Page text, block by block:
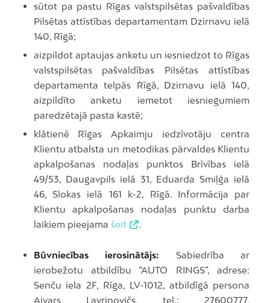
sūtot pa pastu Rīgas valstspilsētas pašvaldības
Pilsētas attīstības departamentam Dzirnavu ielā
140, Rīgā;
aizpildot aptaujas anketu un iesniedzot to Rīgas
valstspilsētas pašvaldības Pilsētas attīstības
departamenta telpās Rīgā, Dzirnavu ielā 140,
aizpildīto anketu iemetot iesniegumiem
paredzētajā pasta kastē;
klātienē Rīgas Apkaimju iedzīvotāju centra
Klientu atbalsta un metodikas pārvaldes Klientu
apkalpošanas nodaļas punktos Brīvības ielā
49/53, Daugavpils ielā 31, Eduarda Smiļģa ielā
46, Slokas ielā 161 k-2, Rīgā. Informācija par
Klientu apkalpošanas nodaļas punktu darba
laikiem pieejama šeit .
Būvniecības ierosinātājs: Sabiedrība ar
ierobežotu atbildību “AUTO RINGS”, adrese:
Senču iela 2F, Rīga, LV-1012, atbildīgā persona
Aivars Lavrinovičs, tel.: 27600777,